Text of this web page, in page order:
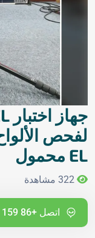
لفحص
EL محمول
322 مشاهدة
اتصل +86 159 6159 2660